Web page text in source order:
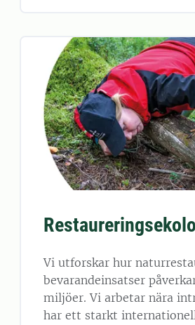
Vi utforskar hur
bevarandeinsatser
miljöer. Vi arbetar nära
har ett starkt